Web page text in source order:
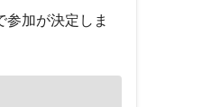
加が決定しま